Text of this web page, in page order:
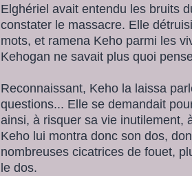
Elghériel avait entendu les bruits
constater le massacre. Elle
mots, et ramena Keho parmi les
Kehogan ne savait plus quoi
Reconnaissant, Keho la laissa
questions... Elle se demandait
ainsi, à risquer sa vie inutilement,
Keho lui montra donc son dos,
nombreuses cicatrices de fouet,
le dos.